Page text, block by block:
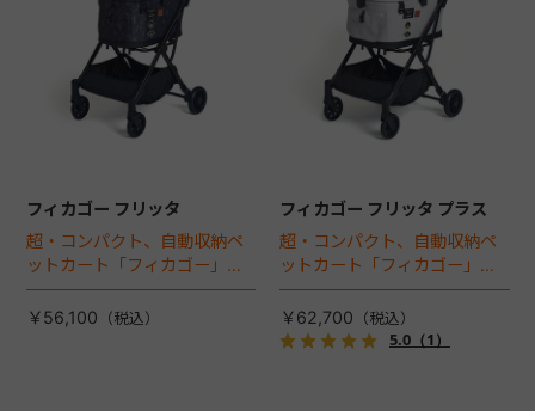
フィカゴー フリッタ
超・コンパクト、自動収納ペ
ットカート「フィカゴー」に
キャビン着脱タイプが新登
場！
￥56,100
フィカゴー フリッタ プラス
超・コンパクト、自動収納ペ
ットカート「フィカゴー」に
キャビン着脱タイプが新登
場！
￥62,700
5.0（1）